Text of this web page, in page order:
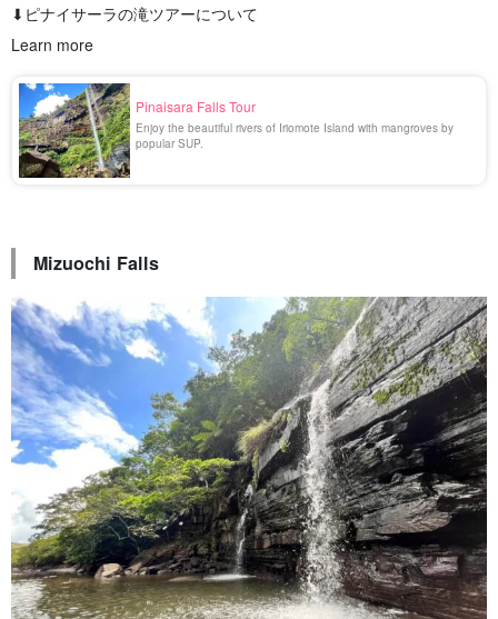
⬇︎ピナイサーラの滝ツアーについて
Learn more
Pinaisara Falls Tour
Enjoy the beautiful rivers of Iriomote Island with mangroves by
popular SUP.
Mizuochi Falls